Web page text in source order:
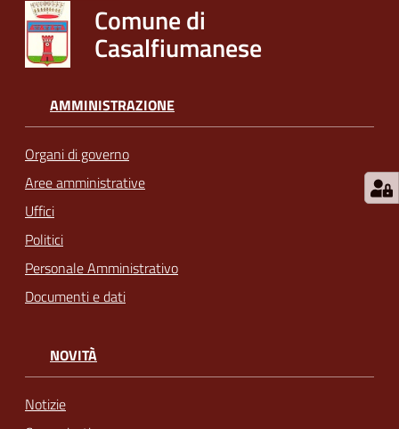
Comune di
Casalfiumanese
AMMINISTRAZIONE
Organi di governo
Aree amministrative
Uffici
Politici
Personale Amministrativo
Documenti e dati
NOVITÀ
Notizie